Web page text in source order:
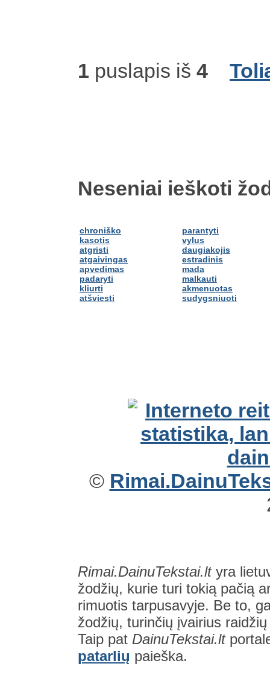
1 puslapis iš 4
Neseniai ieškoti
chroniško
kasotis
atgristi
atgaivingas
apvedimas
padaryti
kliurti
atšviesti
parantyti
vylus
daugiakojis
estradinis
mada
malkauti
akmenuotas
sudygsniuoti
©
Rimai.DainuTekstai.ltyra
žodžių, kurie turi tokią pačią
rimuotis tarpusavyje. Be to,
žodžių, turinčių įvairius
Taip pat DainuTekstai.lt
patarlių paieška.